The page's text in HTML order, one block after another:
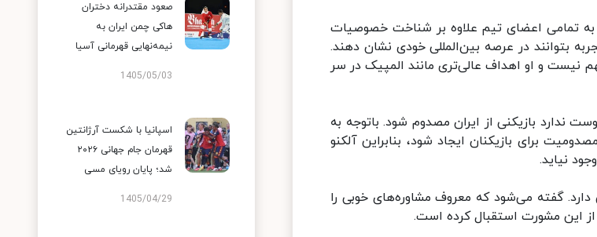
به تمامی اعضای تیم علاوه بر شناخت خصوصیات
بتوانند در عرصه بین‌المللی خودی نشان دهند.
نیست و او اهداف عالی‌تری مانند المپیک در سر
ندارد بازیکنی از ایران مصدوم شود. باتوجه به
برای بازیکنان ایجاد شود، بنابراین آلکنو
نیاید.
گفته می‌شود که معروف مشاوره‌های خوبی را
از این مشورت استقبال کرده است.
صعود مقتدرانه دختران
هاکی چمن ایران به
نیمه‌نهایی قهرمانی آسیا
1405/05/03
اسپانیا با شکست آرژانتین
قهرمان جام جهانی ۲۰۲۶
شد؛ پایان رویای مسی
1405/04/29